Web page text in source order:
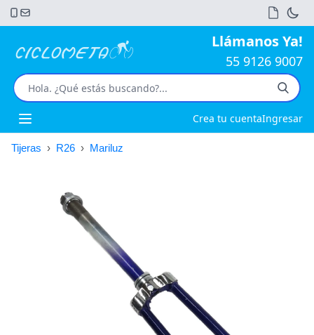
Llámanos Ya!
55 9126 9007
Open main menu Crea tu cuentaIngresar
Tijeras › R26 › Mariluz